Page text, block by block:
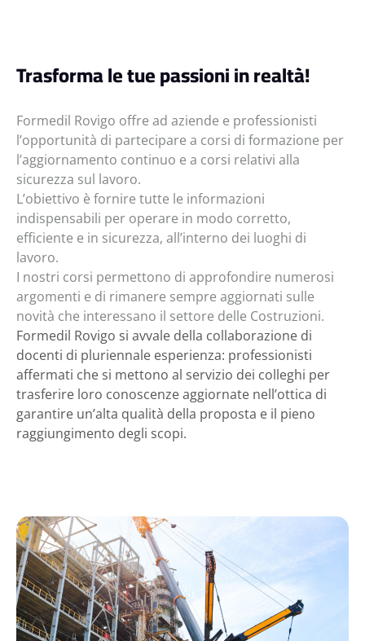
Trasforma le tue passioni in realtà!
Formedil Rovigo offre ad aziende e professionisti
l’opportunità di partecipare a corsi di formazione per
l’aggiornamento continuo e a corsi relativi alla
sicurezza sul lavoro.
L’obiettivo è fornire tutte le informazioni
indispensabili per operare in modo corretto,
efficiente e in sicurezza, all’interno dei luoghi di
lavoro.
I nostri corsi permettono di approfondire numerosi
argomenti e di rimanere sempre aggiornati sulle
novità che interessano il settore delle Costruzioni.
Formedil Rovigo si avvale della collaborazione di
docenti di pluriennale esperienza: professionisti
affermati che si mettono al servizio dei colleghi per
trasferire loro conoscenze aggiornate nell’ottica di
garantire un’alta qualità della proposta e il pieno
raggiungimento degli scopi.